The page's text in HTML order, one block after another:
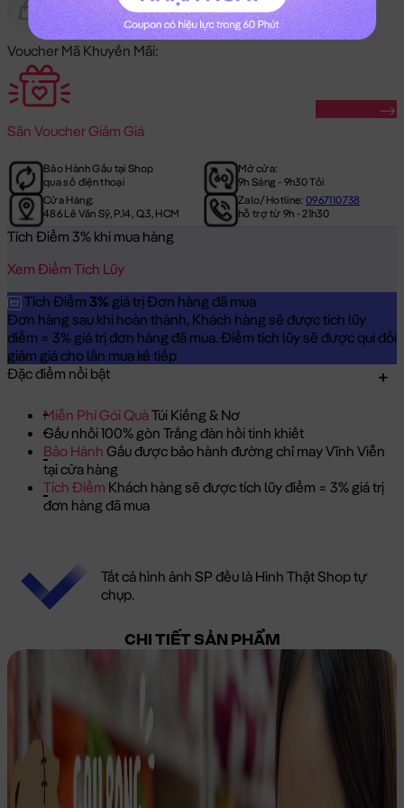
Gửi Tặng Hết Hàng
Voucher Mã Khuyến Mãi:
Săn Voucher Giảm Giá
Bảo Hành Gấu tại Shop
qua số điện thoại
Mở cửa:
9h Sáng - 9h30 Tối
Cửa Hàng:
486 Lê Văn Sỹ, P.14, Q.3, HCM
Zalo/Hotline:0967110738
hỗ trợ từ 9h - 21h30
Tích Điểm 3% khi mua hàng
Xem Điểm Tích Lũy
Tích Điểm 3% giá trị Đơn hàng đã mua
Đơn hàng sau khi hoàn thành, Khách hàng sẽ được tích lũy
điểm = 3% giá trị đơn hàng đã mua. Điểm tích lũy sẽ được qui đổi
giảm giá cho lần mua kế tiếp
Đặc điểm nổi bật
Miễn Phí Gói QuàTúi Kiếng & Nơ
Gấu nhồi 100% gòn Trắng đàn hồi tinh khiết
Bảo Hành Gấu được bảo hành đường chỉ may Vĩnh Viễn
tại cửa hàng
Tích Điểm Khách hàng sẽ được tích lũy điểm = 3% giá trị
đơn hàng đã mua
Tất cả hình ảnh SP đều là Hình Thật Shop tự
chụp.
CHI TIẾT SẢN PHẨM